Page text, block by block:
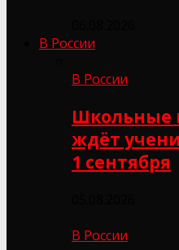
В России
В России
Школьные
ждёт
1 сентября
В России